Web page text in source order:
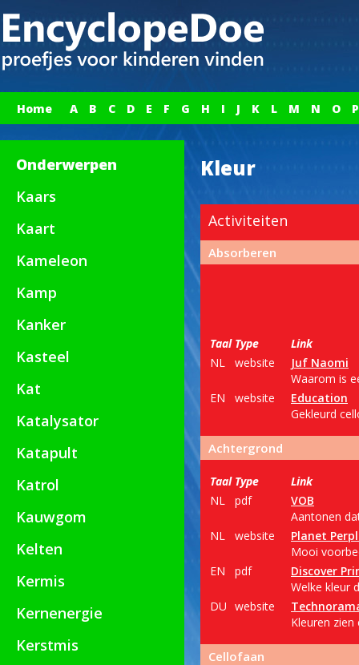
Home A B C D E F G H I J K L M N O P
Onderwerpen
Kaars
Kaart
Kameleon
Kamp
Kanker
Kasteel
Kat
Katalysator
Katapult
Katrol
Kauwgom
Kelten
Kermis
Kernenergie
Kerstmis
Kleur
Activiteiten
Absorberen
Taal Type
Link
NL
website
Juf Naomi
Waarom is
EN
website
Education
Gekleurd
Achtergrond
Taal Type
Link
NL
pdf
VOB
Aantonen
NL
website
Planet
Mooi
EN
pdf
Discover
Welke kleur
DU website
Kleuren
Cellofaan